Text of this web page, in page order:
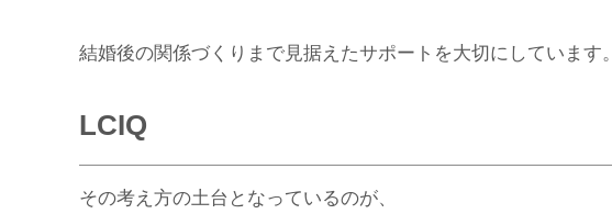
結婚後の関係づくりまで見据えたサポートを大切にしています。
LCIQ
その考え方の土台となっているのが、